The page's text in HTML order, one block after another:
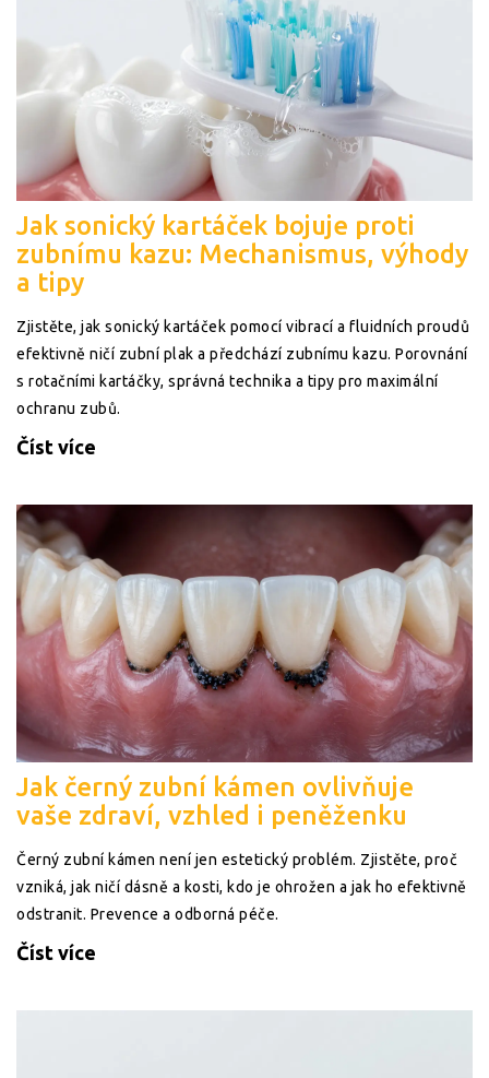
Jak sonický kartáček bojuje proti
zubnímu kazu: Mechanismus, výhody
a tipy
Zjistěte, jak sonický kartáček pomocí vibrací a fluidních proudů
efektivně ničí zubní plak a předchází zubnímu kazu. Porovnání
s rotačními kartáčky, správná technika a tipy pro maximální
ochranu zubů.
Číst více
Jak černý zubní kámen ovlivňuje
vaše zdraví, vzhled i peněženku
Černý zubní kámen není jen estetický problém. Zjistěte, proč
vzniká, jak ničí dásně a kosti, kdo je ohrožen a jak ho efektivně
odstranit. Prevence a odborná péče.
Číst více